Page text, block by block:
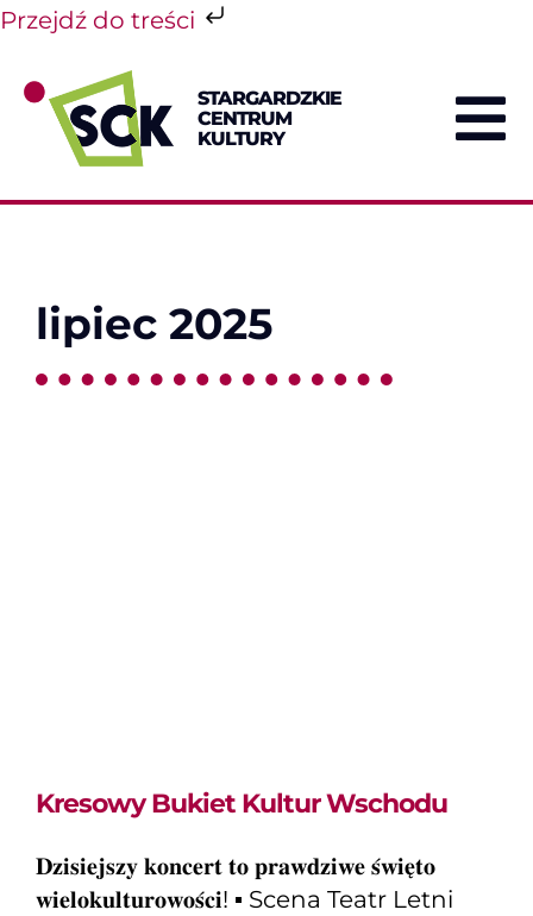
Przejdź do treści
do
zawartości
STARGARDZKIE
CENTRUM
KULTURY
lipiec 2025
Kresowy Bukiet Kultur Wschodu
𝐃𝐳𝐢𝐬𝐢𝐞𝐣𝐬𝐳𝐲 𝐤𝐨𝐧𝐜𝐞𝐫𝐭 𝐭𝐨 𝐩𝐫𝐚𝐰𝐝𝐳𝐢𝐰𝐞 𝐬́𝐰𝐢𝐞̨𝐭𝐨
𝐰𝐢𝐞𝐥𝐨𝐤𝐮𝐥𝐭𝐮𝐫𝐨𝐰𝐨𝐬́𝐜𝐢! ▪️ Scena Teatr Letni